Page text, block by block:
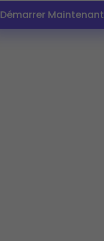
Démarrer Maintenant